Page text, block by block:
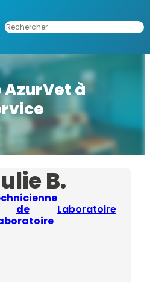
Rechercher
AzurVet à
B.
de
Laboratoire